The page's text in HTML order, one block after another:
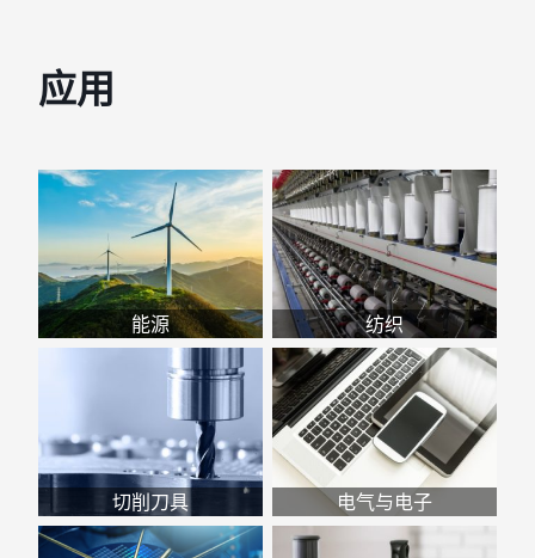
应用
能源 纺织
切削刀具 电气与电子